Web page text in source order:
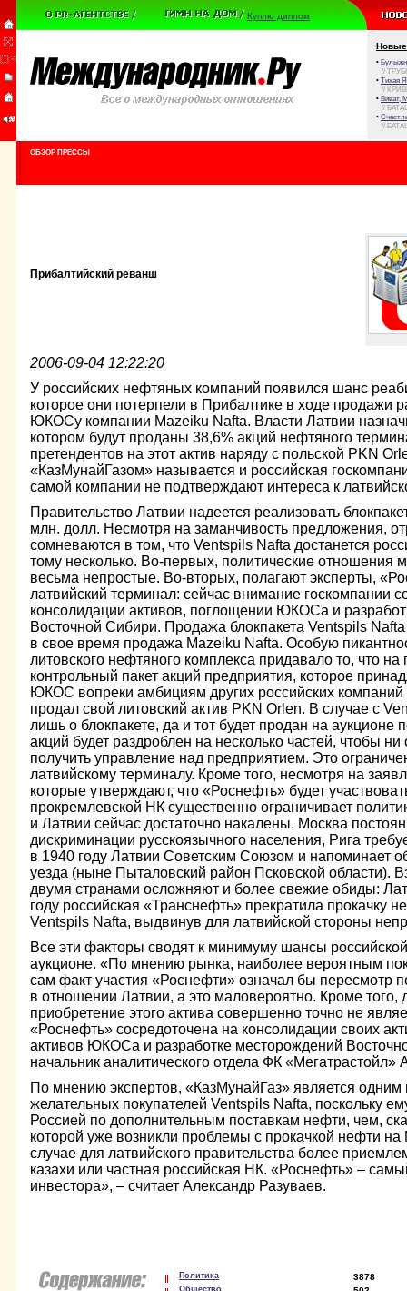
Куплю диплом
Новые
•
//
• Тихая
//
• Виват,
//
•
//
ОБЗОР ПРЕССЫ
Прибалтийский реванш
2006-09-04 12:22:20
У российских нефтяных компаний появился шанс
которое они потерпели в Прибалтике в ходе продажи
ЮКОСу компании Mazeiku Nafta. Власти Латвии
котором будут проданы 38,6% акций нефтяного
претендентов на этот актив наряду с польской PKN
«КазМунайГазом» называется и российская
самой компании не подтверждают интереса к
Правительство Латвии надеется реализовать
млн. долл. Несмотря на заманчивость предложения,
сомневаются в том, что Ventspils Nafta достанется
тому несколько. Во-первых, политические отношения
весьма непростые. Во-вторых, полагают эксперты,
латвийский терминал: сейчас внимание госкомпании
консолидации активов, поглощении ЮКОСа и
Восточной Сибири. Продажа блокпакета Ventspils
в свое время продажа Mazeiku Nafta. Особую
литовского нефтяного комплекса придавало то, что
контрольный пакет акций предприятия, которое
ЮКОС вопреки амбициям других российских компаний
продал свой литовский актив PKN Orlen. В случае с
лишь о блокпакете, да и тот будет продан на аукционе
акций будет раздроблен на несколько частей, чтобы
получить управление над предприятием. Это
латвийскому терминалу. Кроме того, несмотря на
которые утверждают, что «Роснефть» будет
прокремлевской НК существенно ограничивает
и Латвии сейчас достаточно накалены. Москва
дискриминации русскоязычного населения, Рига
в 1940 году Латвии Советским Союзом и напоминает
уезда (ныне Пыталовский район Псковской области).
двумя странами осложняют и более свежие обиды:
году российская «Транснефть» прекратила прокачку
Ventspils Nafta, выдвинув для латвийской стороны
Все эти факторы сводят к минимуму шансы
аукционе. «По мнению рынка, наиболее вероятным
сам факт участия «Роснефти» означал бы пересмотр
в отношении Латвии, а это маловероятно. Кроме того,
приобретение этого актива совершенно точно не
«Роснефть» сосредоточена на консолидации своих
активов ЮКОСа и разработке месторождений
начальник аналитического отдела ФК «Мегатрастойл»
По мнению экспертов, «КазМунайГаз» является
желательных покупателей Ventspils Nafta, поскольку
Россией по дополнительным поставкам нефти, чем,
которой уже возникли проблемы с прокачкой нефти
случае для латвийского правительства более
казахи или частная российская НК. «Роснефть» –
инвестора», – считает Александр Разуваев.
Политика 3878
Общество